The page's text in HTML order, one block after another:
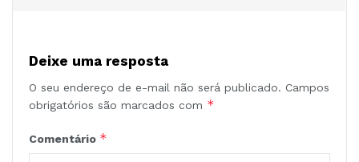
Deixe uma resposta
O seu endereço de e-mail não será publicado. Campos
obrigatórios são marcados com *
Comentário *